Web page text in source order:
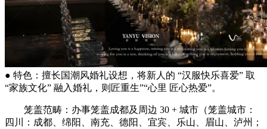
● 特色：擅长国潮风婚礼设想，将新人的 “汉服快乐喜爱” 取
“家族文化” 融入婚礼，则匠重生”“心里 匠心热爱”。
笼盖范畴：办事笼盖成都及周边 30 + 城市（笼盖城市：
四川：成都、绵阳、南充、德阳、宜宾、乐山、眉山、泸州；